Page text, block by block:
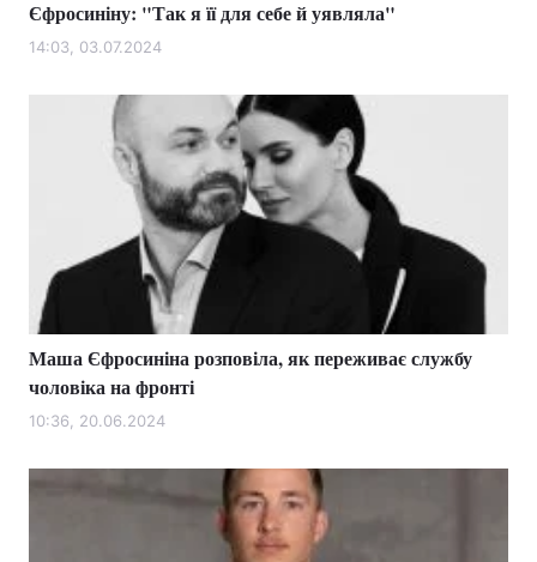
Єфросиніну: "Так я її для себе й уявляла"
14:03, 03.07.2024
Маша Єфросиніна розповіла, як переживає службу
чоловіка на фронті
10:36, 20.06.2024